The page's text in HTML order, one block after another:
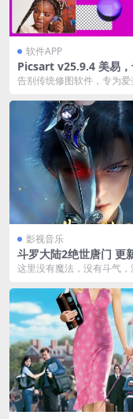
软件APP
Picsart v25.9.4 美易，
美图的你打造，解锁高
告别传统修图软件，专为爱
球超过10亿次下载，...
影视音乐
斗罗大陆2绝世唐门 更
集
这里没有魔法，没有斗气，
的斗罗大陆上，唐门式...